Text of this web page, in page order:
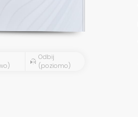
Odbij
(poziomo)